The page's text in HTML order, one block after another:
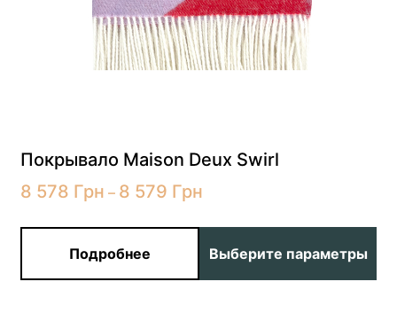
Покрывало Maison Deux Swirl
8 578 Грн – 8 579 Грн
Подробнее Выберите параметры